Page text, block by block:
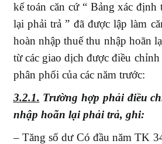
kế toán căn cứ “ Bảng xác định
lại phải trả ” đã được lập làm
hoàn nhập thuế thu nhập hoãn
từ các giao dịch được điều
phân phối của các năm trước:
3.2.1. Trường hợp phải điều
nhập hoãn lại phải trả, ghi:
– Tăng số dư Có đầu năm TK